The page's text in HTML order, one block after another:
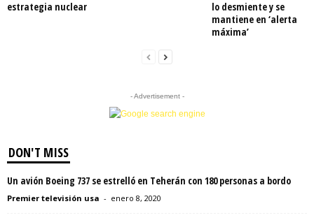
estrategia nuclear
lo desmiente y se
mantiene en ‘alerta
máxima’
- Advertisement -
DON'T MISS
Un avión Boeing 737 se estrelló en Teherán con 180 personas a bordo
Premier televisión usa - enero 8, 2020